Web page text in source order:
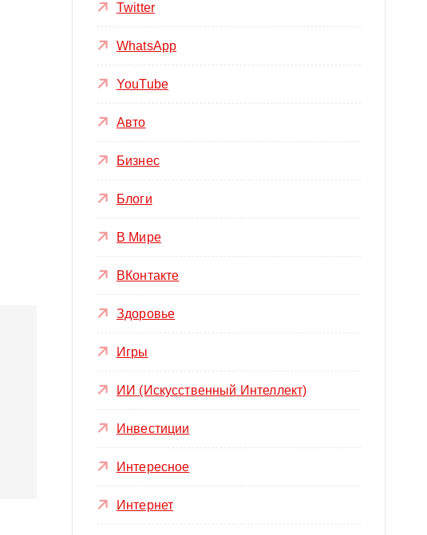
Twitter
WhatsApp
YouTube
Авто
Бизнес
Блоги
В Мире
ВКонтакте
Здоровье
Игры
ИИ (Искусственный Интеллект)
Инвестиции
Интересное
Интернет